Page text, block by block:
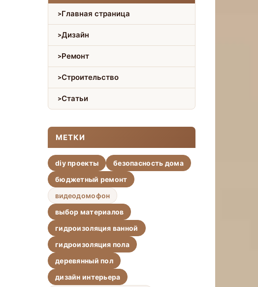
Главная страница
Дизайн
Ремонт
Строительство
Статьи
МЕТКИ
diy проекты
безопасность дома
бюджетный ремонт
видеодомофон
выбор материалов
гидроизоляция ванной
гидроизоляция пола
деревянный пол
дизайн интерьера